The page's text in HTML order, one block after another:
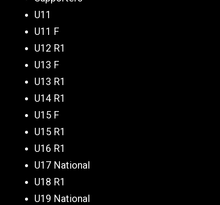
U11
U11 F
U12 R1
U13 F
U13 R1
U14 R1
U15 F
U15 R1
U16 R1
U17 National
U18 R1
U19 National